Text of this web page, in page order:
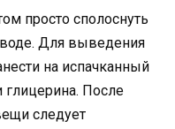
просто сполоснуть
Для выведения
на испачканный
глицерина. После
следует